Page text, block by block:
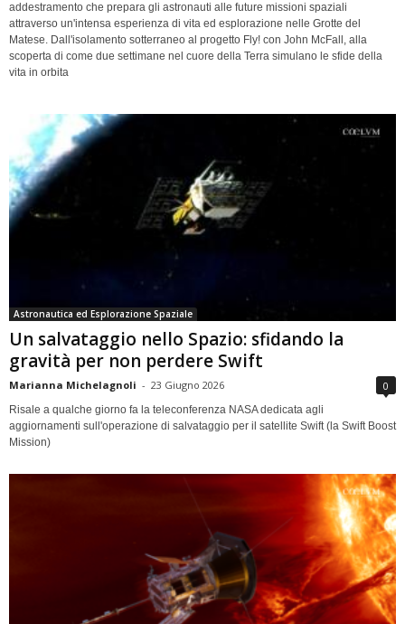
addestramento che prepara gli astronauti alle future missioni spaziali
attraverso un'intensa esperienza di vita ed esplorazione nelle Grotte del
Matese. Dall'isolamento sotterraneo al progetto Fly! con John McFall, alla
scoperta di come due settimane nel cuore della Terra simulano le sfide della
vita in orbita
Astronautica ed Esplorazione Spaziale
Un salvataggio nello Spazio: sfidando la
gravità per non perdere Swift
Marianna Michelagnoli - 23 Giugno 2026 0
Risale a qualche giorno fa la teleconferenza NASA dedicata agli
aggiornamenti sull'operazione di salvataggio per il satellite Swift (la Swift Boost
Mission)